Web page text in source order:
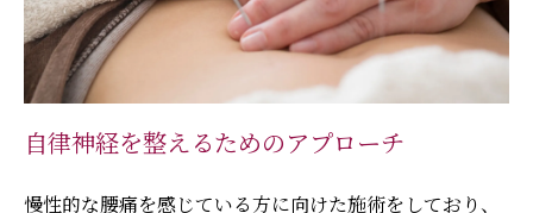
自律神経を整えるためのアプローチ
慢性的な腰痛を感じている方に向けた施術をしており、